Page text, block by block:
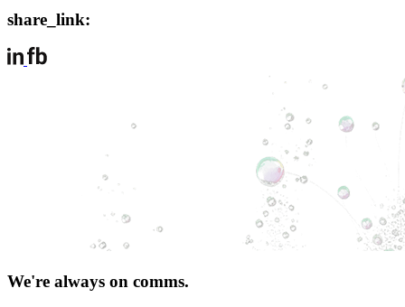
share_link:
We're always on comms.